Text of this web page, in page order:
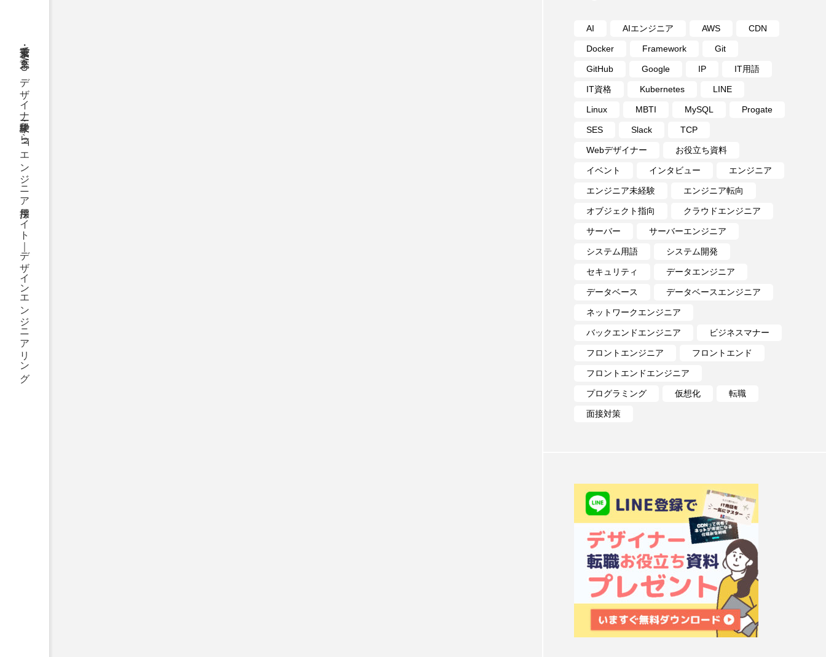
千葉・東京で文系・Webデザイナー・未経験からITエンジニア採用サイト｜デザインエンジニアリング
AI AIエンジニア AWS CDN
Docker Framework Git
GitHub Google IP IT用語
IT資格 Kubernetes LINE
Linux MBTI MySQL Progate
SES Slack TCP
Webデザイナー お役立ち資料
イベント インタビュー エンジニア
エンジニア未経験 エンジニア転向
オブジェクト指向 クラウドエンジニア
サーバー サーバーエンジニア
システム用語 システム開発
セキュリティ データエンジニア
データベース データベースエンジニア
ネットワークエンジニア
バックエンドエンジニア ビジネスマナー
フロントエンジニア フロントエンド
フロントエンドエンジニア
プログラミング 仮想化 転職
面接対策